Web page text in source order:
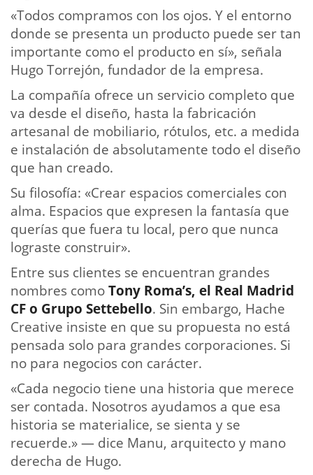
«Todos compramos con los ojos. Y el entorno
donde se presenta un producto puede ser tan
importante como el producto en sí», señala
Hugo Torrejón, fundador de la empresa.
La compañía ofrece un servicio completo que
va desde el diseño, hasta la fabricación
artesanal de mobiliario, rótulos, etc. a medida
e instalación de absolutamente todo el diseño
que han creado.
Su filosofía: «Crear espacios comerciales con
alma. Espacios que expresen la fantasía que
querías que fuera tu local, pero que nunca
lograste construir».
Entre sus clientes se encuentran grandes
nombres comoTony Roma’s, el Real Madrid
CF o Grupo Settebello. Sin embargo, Hache
Creative insiste en que su propuesta no está
pensada solo para grandes corporaciones. Si
no para negocios con carácter.
«Cada negocio tiene una historia que merece
ser contada. Nosotros ayudamos a que esa
historia se materialice, se sienta y se
recuerde.» — dice Manu, arquitecto y mano
derecha de Hugo.